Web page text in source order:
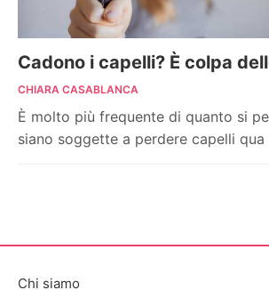
Cadono i capelli? È colpa
CHIARA CASABLANCA
È molto più frequente di quanto si
siano soggette a perdere capelli qua
Chi siamo